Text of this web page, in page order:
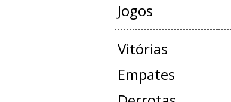
Jogos
Vitórias
Empates